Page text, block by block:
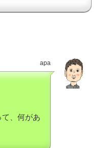
apa
、何があ